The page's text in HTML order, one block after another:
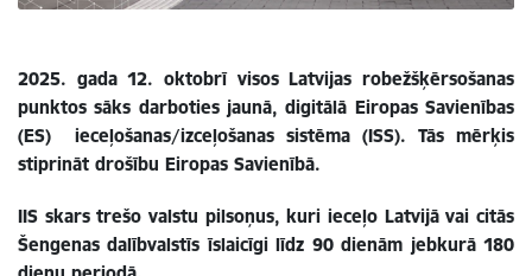
2025. gada 12. oktobrī visos Latvijas robežšķērsošanas
punktos sāks darboties jaunā, digitālā Eiropas Savienības
(ES) ieceļošanas/izceļošanas sistēma (ISS). Tās mērķis
stiprināt drošību Eiropas Savienībā.
IIS skars trešo valstu pilsoņus, kuri ieceļo Latvijā vai citās
Šengenas dalībvalstīs īslaicīgi līdz 90 dienām jebkurā 180